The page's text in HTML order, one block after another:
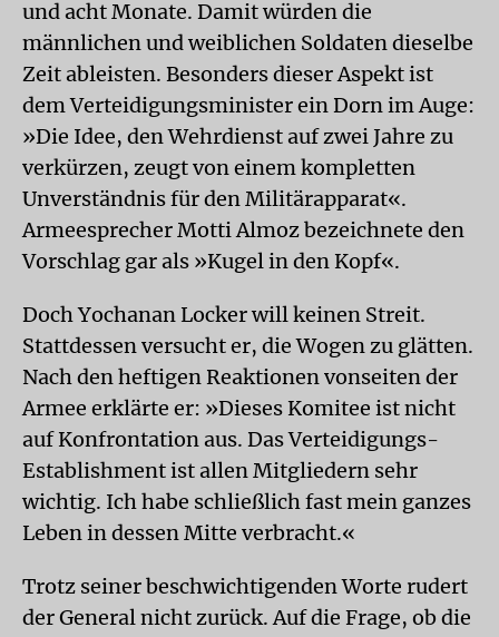
und acht Monate. Damit würden die
männlichen und weiblichen Soldaten dieselbe
Zeit ableisten. Besonders dieser Aspekt ist
dem Verteidigungsminister ein Dorn im Auge:
»Die Idee, den Wehrdienst auf zwei Jahre zu
verkürzen, zeugt von einem kompletten
Unverständnis für den Militärapparat«.
Armeesprecher Motti Almoz bezeichnete den
Vorschlag gar als »Kugel in den Kopf«.
Doch Yochanan Locker will keinen Streit.
Stattdessen versucht er, die Wogen zu glätten.
Nach den heftigen Reaktionen vonseiten der
Armee erklärte er: »Dieses Komitee ist nicht
auf Konfrontation aus. Das Verteidigungs-
Establishment ist allen Mitgliedern sehr
wichtig. Ich habe schließlich fast mein ganzes
Leben in dessen Mitte verbracht.«
Trotz seiner beschwichtigenden Worte rudert
der General nicht zurück. Auf die Frage, ob die